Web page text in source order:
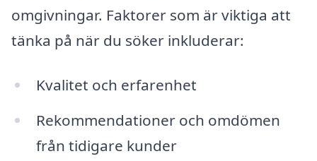
omgivningar. Faktorer som är viktiga att
tänka på när du söker inkluderar:
Kvalitet och erfarenhet
Rekommendationer och omdömen
från tidigare kunder